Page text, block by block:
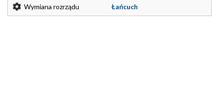
Wymiana rozrządu Łańcuch